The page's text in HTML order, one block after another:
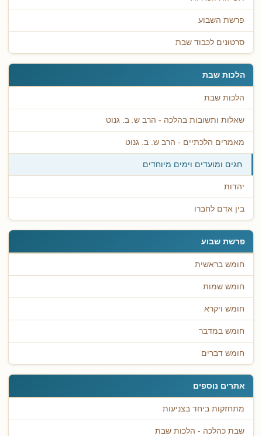
פרשת השבוע
סרטונים לכבוד שבת
הלכות שבת
הלכות שבת
שאלות ותשובות בהלכה - הרב ש. ב. גנוט
מאמרים הלכתיים - הרב ש. ב. גנוט
חגים ומועדים וימים מיוחדים
יהדות
בין אדם לחברו
פרשת שבוע
חומש בראשית
חומש שמות
חומש ויקרא
חומש במדבר
חומש דברים
אתרים נוספים
מתחזקות ביחד בצניעות
שבת כהלכה - הלכות שבת